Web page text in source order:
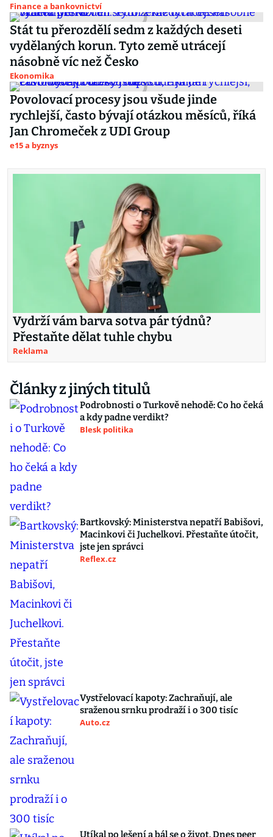
Finance a bankovnictví
Stát tu přerozdělí sedm z každých deseti
vydělaných korun. Tyto země utrácejí
násobně víc než Česko
Ekonomika
Povolovací procesy jsou všude jinde
rychlejší, často bývají otázkou měsíců, říká
Jan Chromeček z UDI Group
e15 a byznys
Vydrží vám barva sotva pár týdnů?
Přestaňte dělat tuhle chybu
Reklama
Články z jiných titulů
Podrobnosti o Turkově nehodě: Co ho čeká
a kdy padne verdikt?
Blesk politika
Bartkovský: Ministerstva nepatří Babišovi,
Macinkovi či Juchelkovi. Přestaňte útočit,
jste jen správci
Reflex.cz
Vystřelovací kapoty: Zachraňují, ale
sraženou srnku prodraží i o 300 tisíc
Auto.cz
Utíkal po lešení a bál se o život. Dnes peer